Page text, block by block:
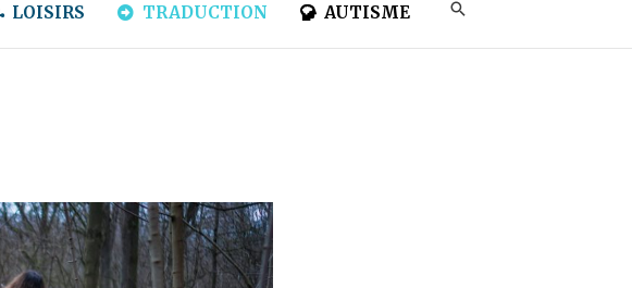
LOISIRS TRADUCTION AUTISME